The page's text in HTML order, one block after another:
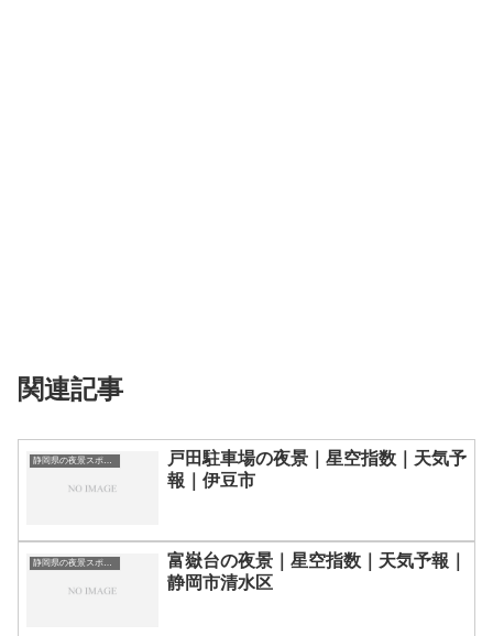
関連記事
静岡県の夜景スポット一覧
戸田駐車場の夜景｜星空指数｜天気予
報｜伊豆市
静岡県の夜景スポット一覧
富嶽台の夜景｜星空指数｜天気予報｜
静岡市清水区